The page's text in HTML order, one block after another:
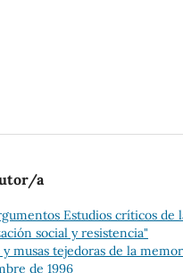
a
Estudios críticos de
social y resistencia"
musas tejedoras de la
de 1996